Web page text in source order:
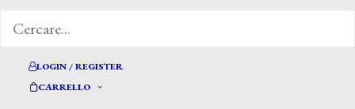
LOGIN / REGISTER
CARRELLO
Rossoreggio (Piacenza) 1868 – Piacenza 1963
Allievo di B. Pollinari presso l’istituto Gazzola di
Piacenza, si recò giovanissimo a Parigi dove